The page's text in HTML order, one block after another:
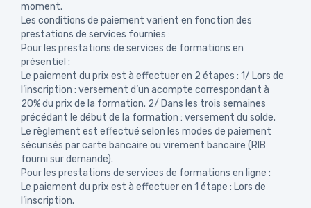
moment.
Les conditions de paiement varient en fonction des
prestations de services fournies :
Pour les prestations de services de formations en
présentiel :
Le paiement du prix est à effectuer en 2 étapes : 1/ Lors de
l’inscription : versement d’un acompte correspondant à
20% du prix de la formation. 2/ Dans les trois semaines
précédant le début de la formation : versement du solde.
Le règlement est effectué selon les modes de paiement
sécurisés par carte bancaire ou virement bancaire (RIB
fourni sur demande).
Pour les prestations de services de formations en ligne :
Le paiement du prix est à effectuer en 1 étape : Lors de
l’inscription.